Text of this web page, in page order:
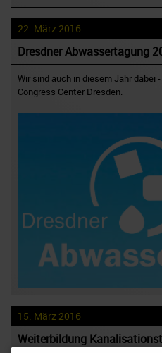
22. März 2016
Dresdner Abwassertagung
Wir sind auch in diesem Jahr dabei
Congress Center Dresden.
15. März 2016
Weiterbildung